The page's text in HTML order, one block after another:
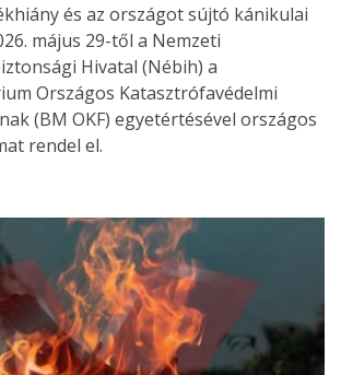
és az országot sújtó kánikulai
május 29-től a Nemzeti
Hivatal (Nébih) a
Országos Katasztrófavédelmi
(BM OKF) egyetértésével országos
rendel el.